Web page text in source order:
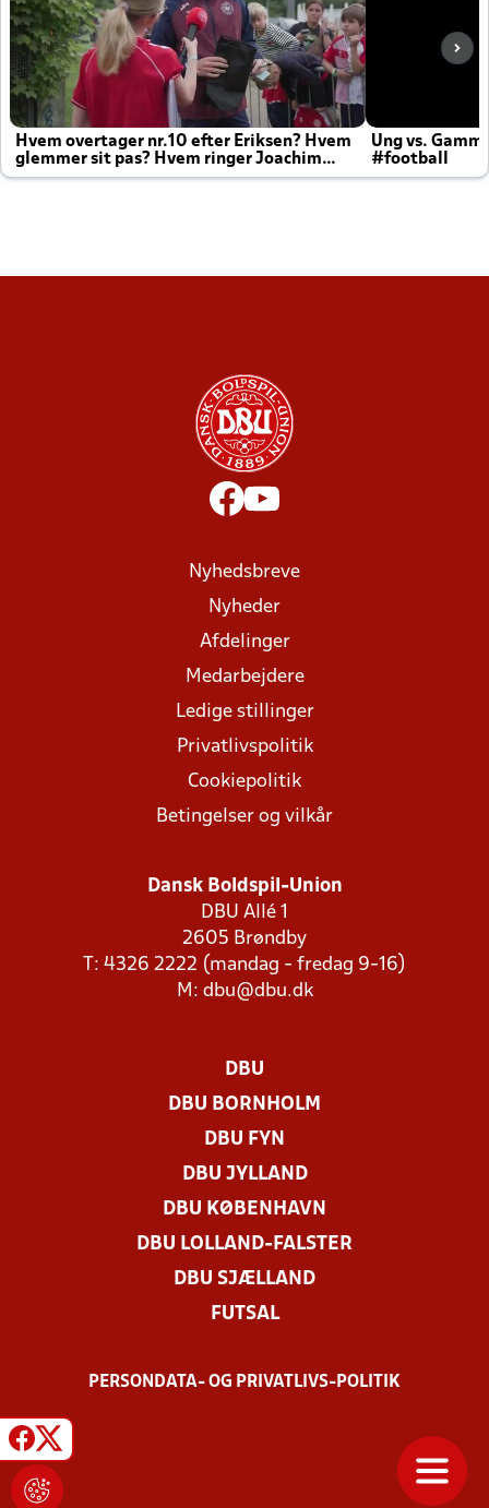
Hvem overtager nr.10 efter Eriksen? Hvem
glemmer sit pas? Hvem ringer Joachim
altid til efter kampe?
Ung vs.
#football
Nyhedsbreve
Nyheder
Afdelinger
Medarbejdere
Ledige stillinger
Privatlivspolitik
Cookiepolitik
Betingelser og vilkår
Dansk Boldspil-Union
DBU Allé 1
2605 Brøndby
T: 4326 2222 (mandag - fredag 9-16)
M: dbu@dbu.dk
DBU
DBU BORNHOLM
DBU FYN
DBU JYLLAND
DBU KØBENHAVN
DBU LOLLAND-FALSTER
DBU SJÆLLAND
FUTSAL
PERSONDATA- OG PRIVATLIVS-POLITIK